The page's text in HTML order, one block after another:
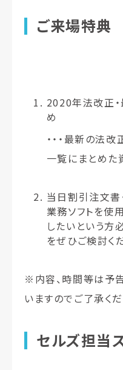
ご来場特典
2020年法改正
め
・・・最新の法
一覧にまとめた
当日割引注文書
業務ソフトを使
したいという方
をぜひご検討く
※内容、時間等は予
いますのでご了承くだ
セルズ担当